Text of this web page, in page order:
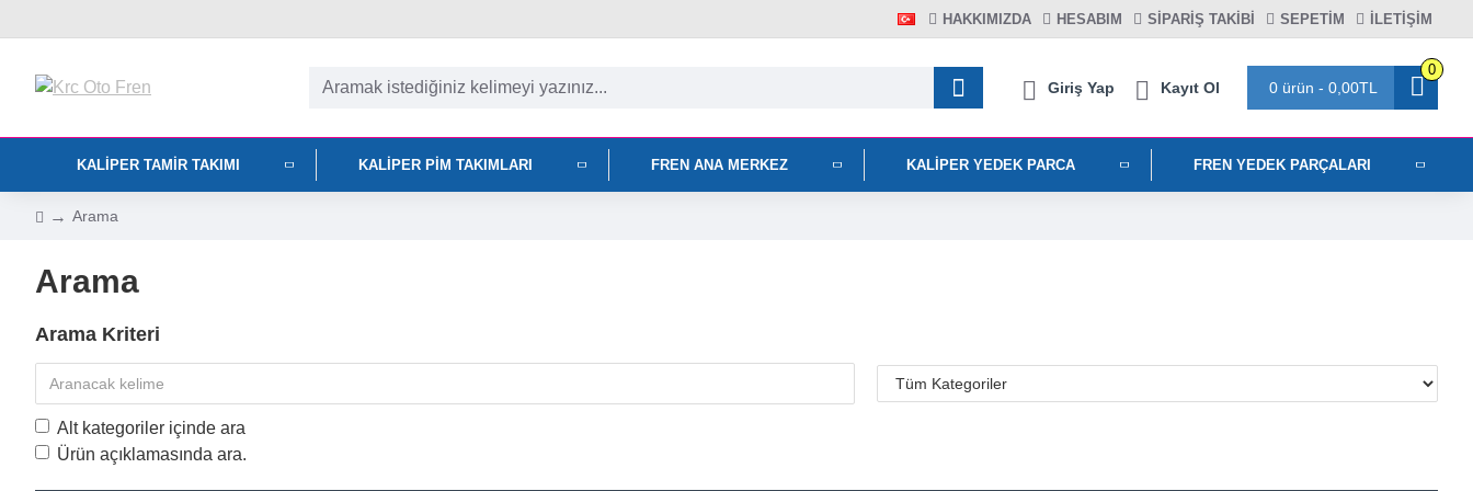
HAKKIMIZDA HESABIM SIPARIŞ TAKIBI SEPETIM İLETİŞİM
Giriş Yap Kayıt Ol 0 ürün - 0,00TL
0
KALIPER TAMIR TAKIMI KALIPER PIM TAKIMLARI FREN ANA MERKEZ KALIPER YEDEK PARCA FREN YEDEK PARÇALARI
Arama
Arama
Arama Kriteri
Alt kategoriler içinde ara
Ürün açıklamasında ara.